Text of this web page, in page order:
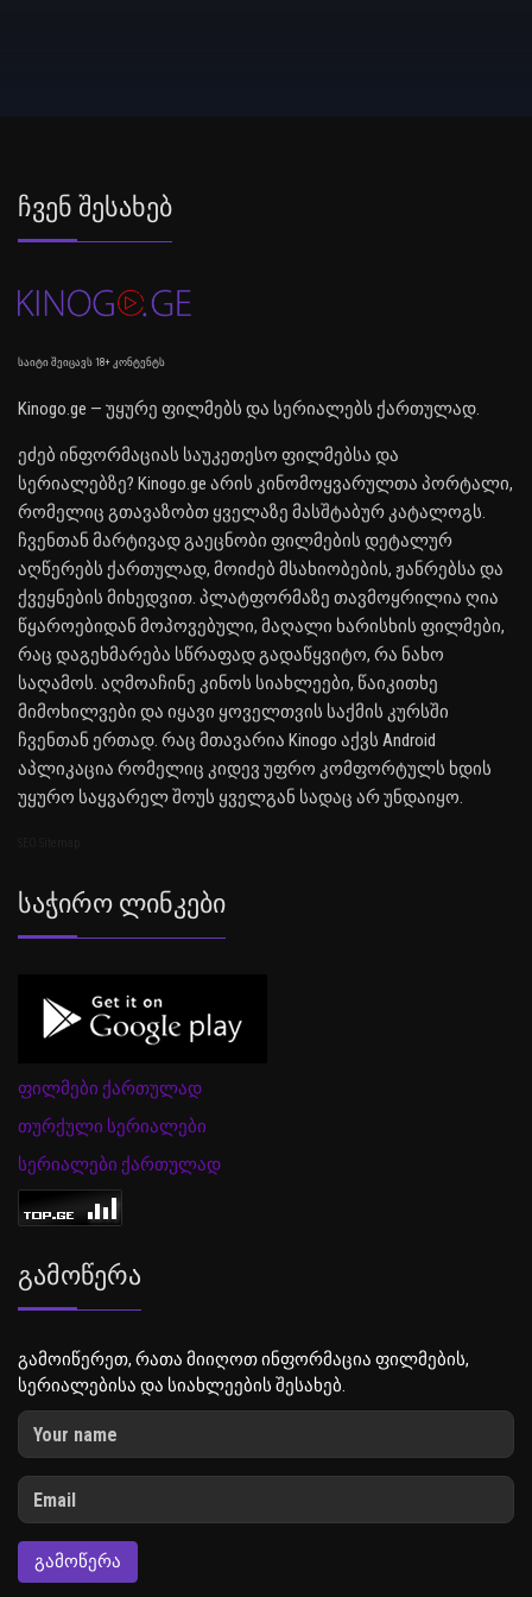
Ჩვენ Შესახებ
საიტი შეიცავს 18+ კონტენტს
Kinogo.ge — უყურე ფილმებს და სერიალებს ქართულად.
ეძებ ინფორმაციას საუკეთესო ფილმებსა და
სერიალებზე? Kinogo.ge არის კინომოყვარულთა პორტალი,
რომელიც გთავაზობთ ყველაზე მასშტაბურ კატალოგს.
ჩვენთან მარტივად გაეცნობი ფილმების დეტალურ
აღწერებს ქართულად, მოიძებ მსახიობების, ჟანრებსა და
ქვეყნების მიხედვით. პლატფორმაზე თავმოყრილია ღია
წყაროებიდან მოპოვებული, მაღალი ხარისხის ფილმები,
რაც დაგეხმარება სწრაფად გადაწყვიტო, რა ნახო
საღამოს. აღმოაჩინე კინოს სიახლეები, წაიკითხე
მიმოხილვები და იყავი ყოველთვის საქმის კურსში
ჩვენთან ერთად. რაც მთავარია Kinogo აქვს Android
აპლიკაცია რომელიც კიდევ უფრო კომფორტულს ხდის
უყურო საყვარელ შოუს ყველგან სადაც არ უნდაიყო.
Საჭირო Ლინკები
ფილმები ქართულად
თურქული სერიალები
სერიალები ქართულად
Გამოწერა
გამოიწერეთ, რათა მიიღოთ ინფორმაცია ფილმების,
სერიალებისა და სიახლეების შესახებ.
ᲒᲐᲛᲝᲬᲔᲠᲐ